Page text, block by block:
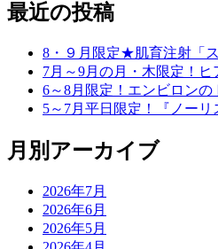
最近の投稿
8・９月限定★肌育注射「
7月～9月の月・木限定！
6～8月限定！エンビロン
5～7月平日限定！『ノー
月別アーカイブ
2026年7月
2026年6月
2026年5月